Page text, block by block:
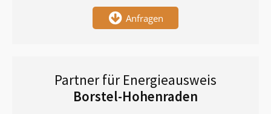
Anfragen
Partner für Energieausweis
Borstel-Hohenraden